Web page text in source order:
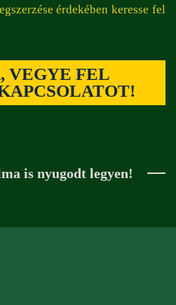
érdekében keresse fel
VEGYE FEL
is nyugodt legyen!